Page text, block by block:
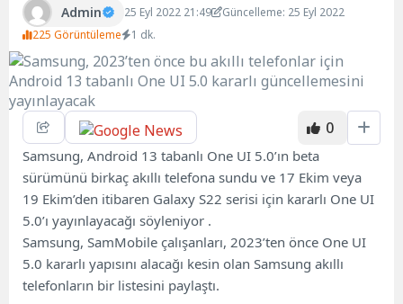
Admin 25 Eyl 2022 21:49
Güncelleme: 25 Eyl 2022
225 Görüntüleme
1 dk.
0
Samsung, Android 13 tabanlı One UI 5.0’ın beta
sürümünü birkaç akıllı telefona sundu ve 17 Ekim veya
19 Ekim’den itibaren Galaxy S22 serisi için kararlı One UI
5.0’ı yayınlayacağı söyleniyor .
Samsung, SamMobile çalışanları, 2023’ten önce One UI
5.0 kararlı yapısını alacağı kesin olan Samsung akıllı
telefonların bir listesini paylaştı.